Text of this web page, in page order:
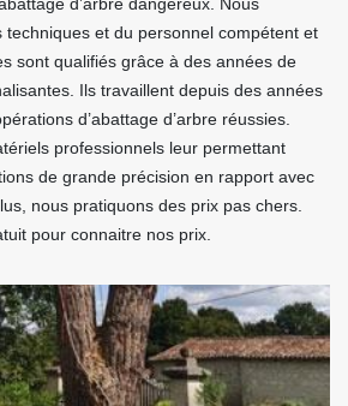
techniques et du personnel compétent et
sont qualifiés grâce à des années de
Ils travaillent depuis des années
d’abattage d’arbre réussies.
professionnels leur permettant
de grande précision en rapport avec
nous pratiquons des prix pas chers.
pour connaitre nos prix.